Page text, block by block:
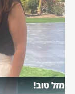
מזל טוב!